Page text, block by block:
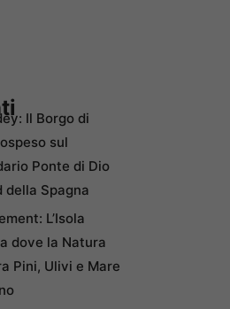
Il Borgo di
sul
Ponte di Dio
della Spagna
L’Isola
dove la Natura
Pini, Ulivi e Mare